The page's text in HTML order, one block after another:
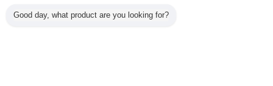
Good day, what product are you looking for?